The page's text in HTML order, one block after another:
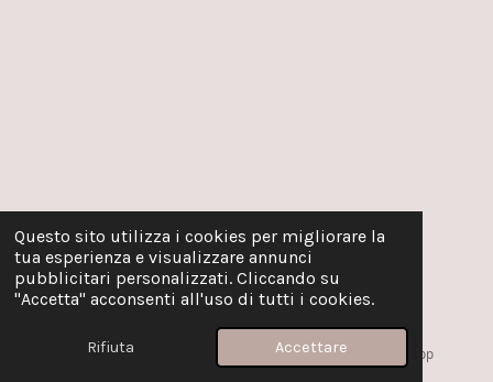
Questo sito utilizza i cookies per migliorare la
tua esperienza e visualizzare annunci
pubblicitari personalizzati. Cliccando su
"Accetta" acconsenti all'uso di tutti i cookies.
Rifiuta Accettare
Email WhatsApp